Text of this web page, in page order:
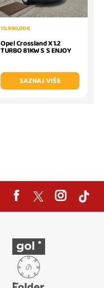
10.990,00 €
Opel Crossland X 1.2
TURBO 81KW S S ENJOY
SAZNAJ VIŠE